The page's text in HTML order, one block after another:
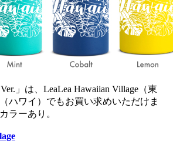
」は、LeaLea Hawaiian Village（東
ハワイ）でもお買い求めいただけま
ラーあり。